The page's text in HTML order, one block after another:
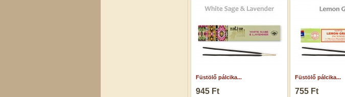
Füstölő pálcika...
945 Ft
Füstölő pálcika...
755 Ft